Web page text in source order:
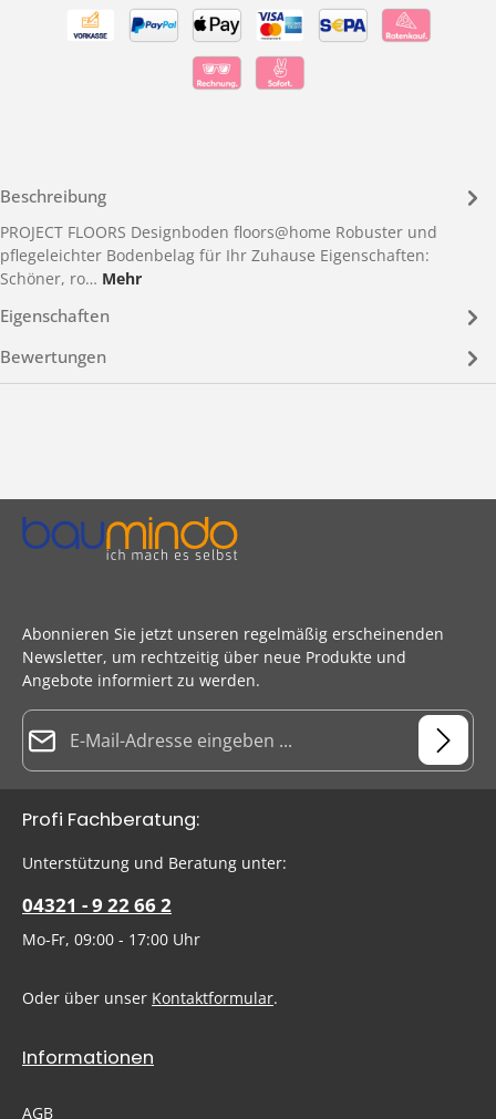
Beschreibung
PROJECT FLOORS Designboden floors@home Robuster und
pflegeleichter Bodenbelag für Ihr Zuhause Eigenschaften:
Schöner, ro… Mehr
Eigenschaften
Bewertungen
Abonnieren Sie jetzt unseren regelmäßig erscheinenden
Newsletter, um rechtzeitig über neue Produkte und
Angebote informiert zu werden.
E-Mail-Adresse*
Datenschutz
Ich habe dieDatenschutzbestimmungen
einverstanden.
Um weiterzugehen, geben Sie die oben abgebildeten Zeichen
ein*
Die mit einem Stern (*) markierten Felder sind Pflichtfelder.
Profi Fachberatung:
Unterstützung und Beratung unter:
04321 - 9 22 66 2
Mo-Fr, 09:00 - 17:00 Uhr
Oder über unser Kontaktformular.
Informationen
AGB